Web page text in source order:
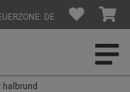
DE
halbrund